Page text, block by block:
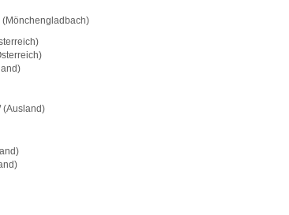
(Mönchengladbach)
(Ausland)